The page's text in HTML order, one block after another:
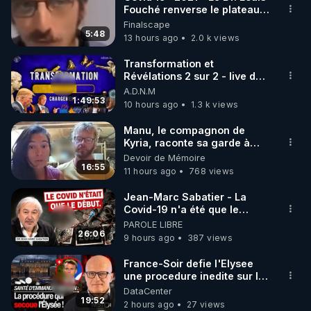
🌱 INSTAGRAM
https://www.instagram.com/rdlr_thierrycasasnovas/
http://rgnr.li/instagram
🌱 LA NEWSLETTER
Pour ne pas rater l’actualité RGNR (stages,
http://rgnr.li/news
🌱 VIDÉOS NON CENSURÉES SUR ODYSEE
Toutes les vidéos Youtube sont aussi sur la
http://rgnr.li/odysee
🌱 LES STAGES EN PRÉSENTIEL
http://rgnr.li/stages
5:48
Fouché renverse le plateau
de CNews !
Finalscape
13 hours ago
2.0 k views
1:49:53
Transformation et
Révélations 2 sur 2 - live du
07/08/26
A.D.N.M
10 hours ago
1.3 k views
16:55
Manu, le compagnon de
Kyria, raconte sa garde à
vue musclée. PARTAGEZ!
Devoir de Mémoire
11 hours ago
768 views
26:06
Jean-Marc Sabatier - La
Covid-19 n'a été que le
début - L'ARN messager
jusqu où ira-t-il ?
PAROLE LIBRE
9 hours ago
387 views
19:52
France-Soir defie l'Elysee
une procedure inedite sur la
sante du president - Nexus
DataCenter
2 hours ago
27 views